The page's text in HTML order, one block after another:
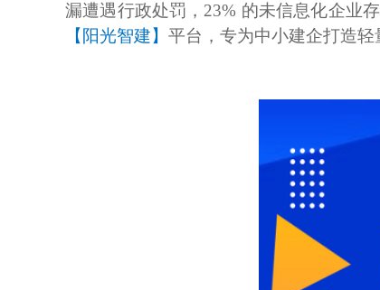
漏遭遇行政处罚，23% 的未信息化企业
【阳光智建】 平台，专为中小建企打造轻